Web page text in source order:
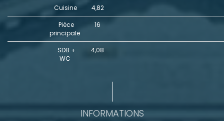
Cuisine
4,82
Pièce
principale
16
SDB +
WC
4,08
INFORMATIONS